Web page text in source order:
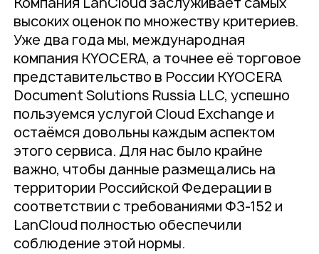
высоких оценок по множеству критериев.
Уже два года мы, международная
компания KYOCERA, а точнее её торговое
представительство в России KYOCERA
Document Solutions Russia LLC, успешно
пользуемся услугой Cloud Exchange и
остаёмся довольны каждым аспектом
этого сервиса. Для нас было крайне
важно, чтобы данные размещались на
территории Российской Федерации в
соответствии с требованиями ФЗ-152 и
LanCloud полностью обеспечили
соблюдение этой нормы.